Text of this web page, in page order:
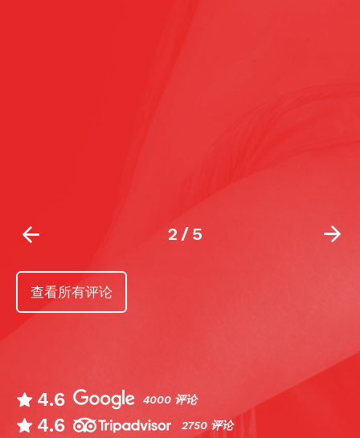
2/5
查看所有评论
4.6 4000 评论
4.6 2750 评论